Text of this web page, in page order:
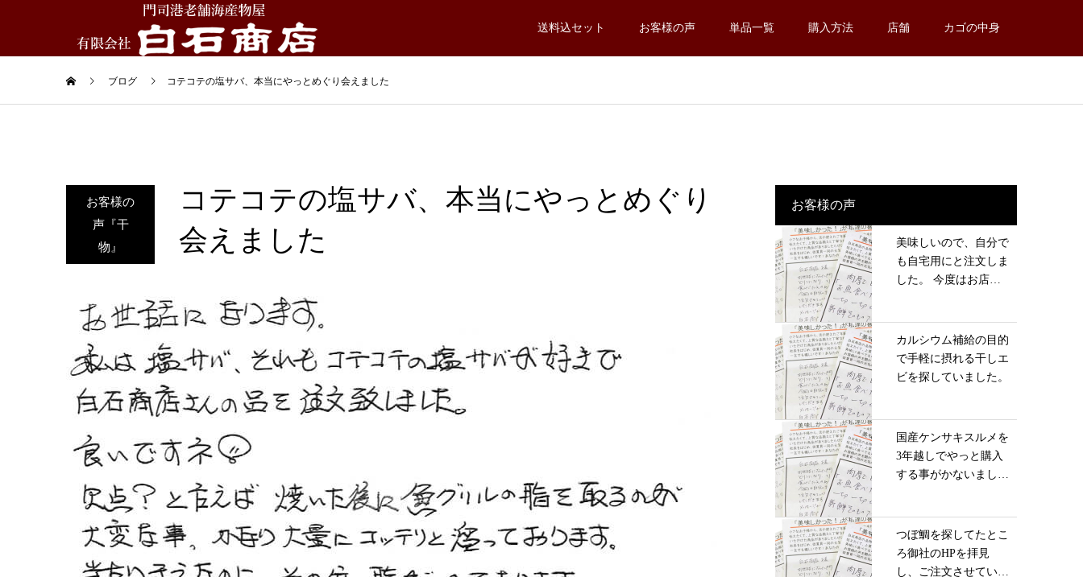
送料込セット お客様の声 単品一覧 購入方法 店舗 カゴの中身
ブログ コテコテの塩サバ、本当にやっとめぐり会えました
お客様の
声『干
物』
コテコテの塩サバ、本当にやっとめぐり
会えました
お客様の声
美味しいので、自分で
も自宅用にと注文しま
した。 今度はお店
カルシウム補給の目的
で手軽に摂れる干しエ
ビを探していました。
国産ケンサキスルメを
3年越しでやっと購入
する事がかないまし
つぼ鯛を探してたとこ
ろ御社のHPを拝見
し、ご注文させていた